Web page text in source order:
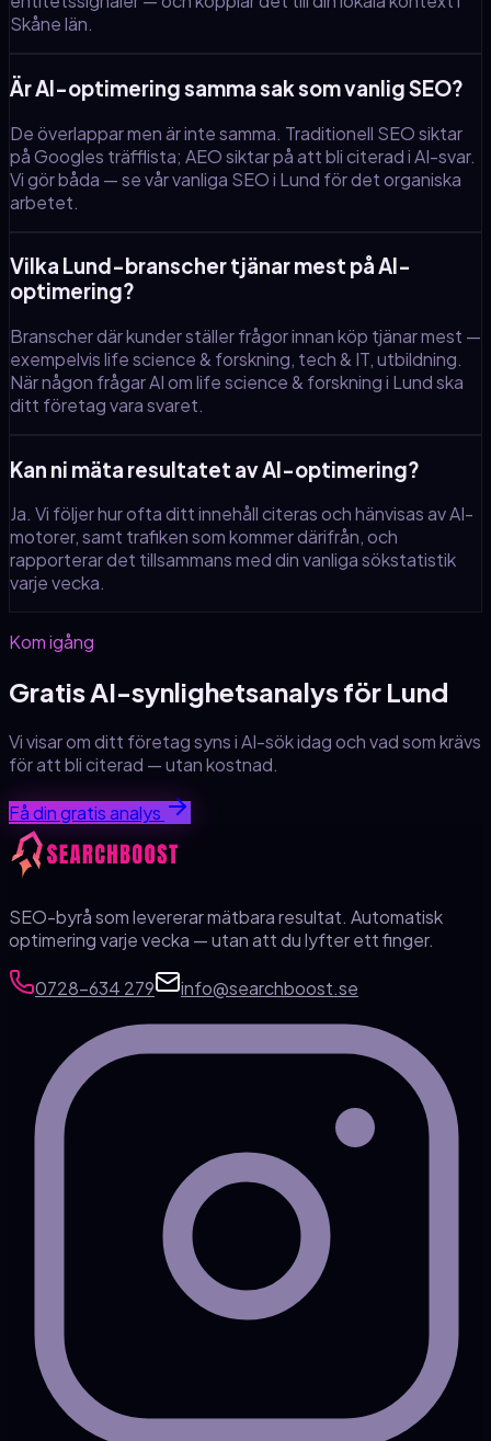
Skåne län.
Är AI-optimering samma sak som vanlig SEO?
De överlappar men är inte samma. Traditionell SEO siktar
på Googles träfflista; AEO siktar på att bli citerad i AI-svar.
Vi gör båda — se vår vanliga SEO i Lund för det organiska
arbetet.
Vilka Lund-branscher tjänar mest på AI-
optimering?
Branscher där kunder ställer frågor innan köp tjänar mest —
exempelvis life science & forskning, tech & IT, utbildning.
När någon frågar AI om life science & forskning i Lund ska
ditt företag vara svaret.
Kan ni mäta resultatet av AI-optimering?
Ja. Vi följer hur ofta ditt innehåll citeras och hänvisas av AI-
motorer, samt trafiken som kommer därifrån, och
rapporterar det tillsammans med din vanliga sökstatistik
varje vecka.
Kom igång
Gratis AI-synlighetsanalys för Lund
Vi visar om ditt företag syns i AI-sök idag och vad som krävs
för att bli citerad — utan kostnad.
Få din gratis analys
SEO-byrå som levererar mätbara resultat. Automatisk
optimering varje vecka — utan att du lyfter ett finger.
0728-634 279 info@searchboost.se